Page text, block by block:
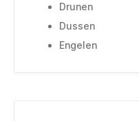
Drunen
Dussen
Engelen